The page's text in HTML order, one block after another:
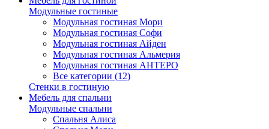
Модульные гостиные
Модульная гостиная Мори
Модульная гостиная Софи
Модульная гостиная Айден
Модульная гостиная Альмерия
Модульная гостиная АНТЕРО
Все категории (12)
Стенки в гостиную
Мебель для спальни
Модульные спальни
Спальня Алиса